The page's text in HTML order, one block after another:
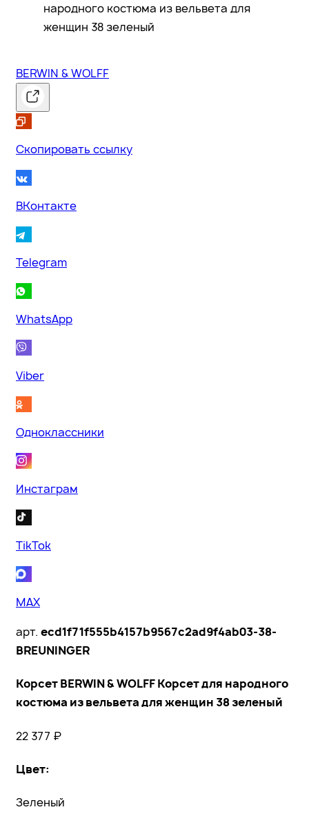
народного костюма из вельвета для
женщин 38 зеленый
BERWIN & WOLFF
Скопировать ссылку
ВКонтакте
Telegram
WhatsApp
Viber
Одноклассники
Инстаграм
TikTok
MAX
арт. ecd1f71f555b4157b9567c2ad9f4ab03-38-
BREUNINGER
Корсет BERWIN & WOLFF Корсет для народного
костюма из вельвета для женщин 38 зеленый
22 377 ₽
Цвет:
Зеленый